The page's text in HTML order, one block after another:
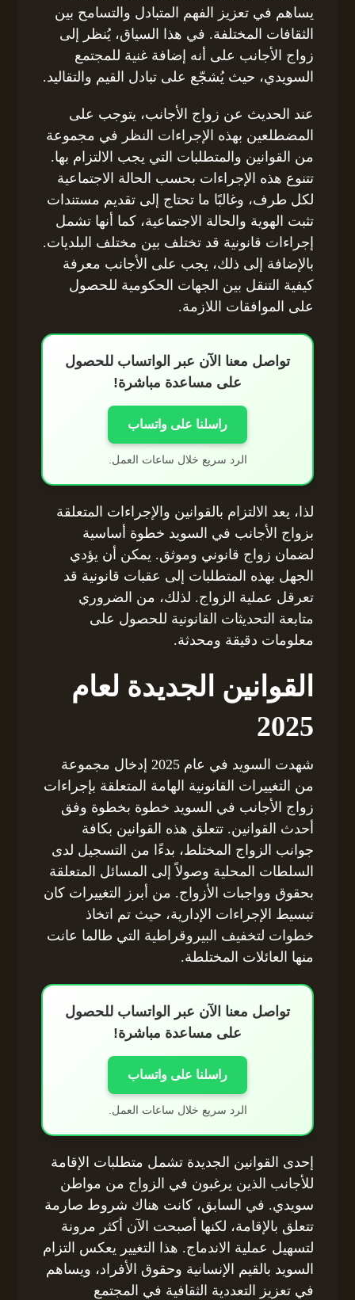
يساهم في تعزيز الفهم المتبادل والتسامح بين
الثقافات المختلفة. في هذا السياق، يُنظر إلى
زواج الأجانب على أنه إضافة غنية للمجتمع
السويدي، حيث يُشجّع على تبادل القيم والتقاليد.
عند الحديث عن زواج الأجانب، يتوجب على
المضطلعين بهذه الإجراءات النظر في مجموعة
من القوانين والمتطلبات التي يجب الالتزام بها.
تتنوع هذه الإجراءات بحسب الحالة الاجتماعية
لكل طرف، وغالبًا ما تحتاج إلى تقديم مستندات
تثبت الهوية والحالة الاجتماعية، كما أنها تشمل
إجراءات قانونية قد تختلف بين مختلف البلديات.
بالإضافة إلى ذلك، يجب على الأجانب معرفة
كيفية التنقل بين الجهات الحكومية للحصول
على الموافقات اللازمة.
تواصل معنا الآن عبر الواتساب للحصول
على مساعدة مباشرة!
راسلنا على واتساب
الرد سريع خلال ساعات العمل.
لذا، يعد الالتزام بالقوانين والإجراءات المتعلقة
بزواج الأجانب في السويد خطوة أساسية
لضمان زواج قانوني وموثق. يمكن أن يؤدي
الجهل بهذه المتطلبات إلى عقبات قانونية قد
تعرقل عملية الزواج. لذلك، من الضروري
متابعة التحديثات القانونية للحصول على
معلومات دقيقة ومحدثة.
القوانين الجديدة لعام
2025
شهدت السويد في عام 2025 إدخال مجموعة
من التغييرات القانونية الهامة المتعلقة بإجراءات
زواج الأجانب في السويد خطوة بخطوة وفق
أحدث القوانين. تتعلق هذه القوانين بكافة
جوانب الزواج المختلط، بدءًا من التسجيل لدى
السلطات المحلية وصولاً إلى المسائل المتعلقة
بحقوق وواجبات الأزواج. من أبرز التغييرات كان
تبسيط الإجراءات الإدارية، حيث تم اتخاذ
خطوات لتخفيف البيروقراطية التي طالما عانت
منها العائلات المختلطة.
تواصل معنا الآن عبر الواتساب للحصول
على مساعدة مباشرة!
راسلنا على واتساب
الرد سريع خلال ساعات العمل.
إحدى القوانين الجديدة تشمل متطلبات الإقامة
للأجانب الذين يرغبون في الزواج من مواطن
سويدي. في السابق، كانت هناك شروط صارمة
تتعلق بالإقامة، لكنها أصبحت الآن أكثر مرونة
لتسهيل عملية الاندماج. هذا التغيير يعكس التزام
السويد بالقيم الإنسانية وحقوق الأفراد، ويساهم
في تعزيز التعددية الثقافية في المجتمع